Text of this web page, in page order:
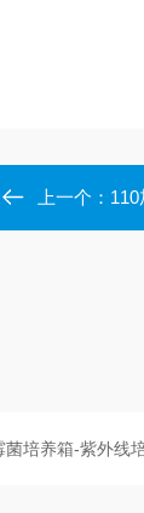
上一个： 110